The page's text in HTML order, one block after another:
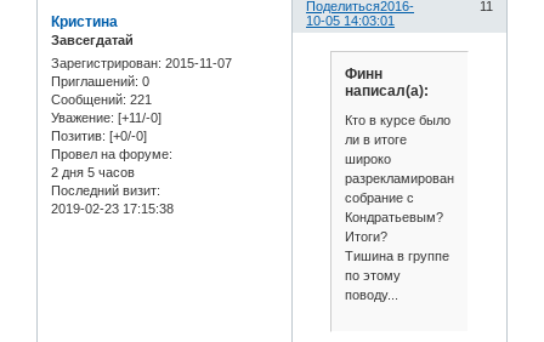
Поделиться 11
2016-
10-05 14:03:01
Кристина
Завсегдатай
Зарегистрирован: 2015-11-07
Приглашений: 0
Сообщений: 221
Уважение: [+11/-0]
Позитив: [+0/-0]
Провел на форуме:
2 дня 5 часов
Последний визит:
2019-02-23 17:15:38
Финн
написал(а):
Кто в курсе было
ли в итоге
широко
разрекламированное
собрание с
Кондратьевым?
Итоги?
Тишина в группе
по этому
поводу...